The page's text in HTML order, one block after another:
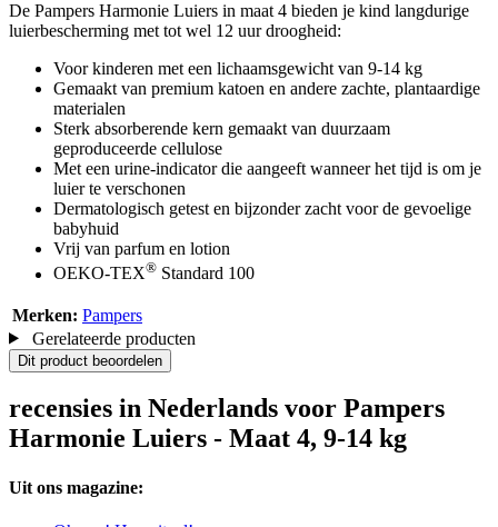
De Pampers Harmonie Luiers in maat 4 bieden je kind langdurige
luierbescherming met tot wel 12 uur droogheid:
Voor kinderen met een lichaamsgewicht van 9-14 kg
Gemaakt van premium katoen en andere zachte, plantaardige
materialen
Sterk absorberende kern gemaakt van duurzaam
geproduceerde cellulose
Met een urine-indicator die aangeeft wanneer het tijd is om je
luier te verschonen
Dermatologisch getest en bijzonder zacht voor de gevoelige
babyhuid
Vrij van parfum en lotion
OEKO-TEX® Standard 100
Merken: Pampers
Gerelateerde producten
Dit product beoordelen
recensies in Nederlands voor Pampers
Harmonie Luiers - Maat 4, 9-14 kg
Uit ons magazine: